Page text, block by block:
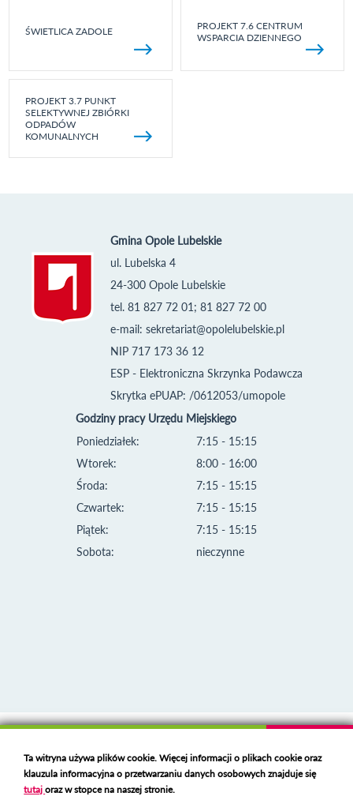
ŚWIETLICA ZADOLE
PROJEKT 7.6 CENTRUM
WSPARCIA DZIENNEGO
PROJEKT 3.7 PUNKT
SELEKTYWNEJ ZBIÓRKI
ODPADÓW
KOMUNALNYCH
Gmina Opole Lubelskie
ul. Lubelska 4
24-300 Opole Lubelskie
tel. 81 827 72 01; 81 827 72 00
e-mail: sekretariat@opolelubelskie.pl
NIP 717 173 36 12
ESP - Elektroniczna Skrzynka Podawcza
Skrytka ePUAP: /0612053/umopole
Godziny pracy Urzędu Miejskiego
Poniedziałek:
Wtorek:
Środa:
Czwartek:
Piątek:
Sobota:
7:15 - 15:15
8:00 - 16:00
7:15 - 15:15
7:15 - 15:15
7:15 - 15:15
nieczynne
Deklaracja dostępności
Polski serwer RBLhttps://polspam.pl/
Ta witryna używa plików cookie. Więcej informacji o plikach cookie oraz
klauzula informacyjna o przetwarzaniu danych osobowych znajduje się
tutajoraz w stopce na naszej stronie.